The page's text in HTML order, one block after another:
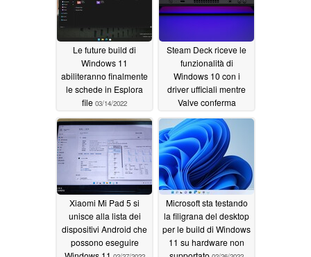
Le future build di
Windows 11
abiliteranno finalmente
le schede in Esplora
file 03/14/2022
Steam Deck riceve le
funzionalità di
Windows 10 con i
driver ufficiali mentre
Valve conferma
supporto Dual-Boot
03/12/2022
Xiaomi Mi Pad 5 si
unisce alla lista dei
dispositivi Android che
possono eseguire
Microsoft sta testando
la filigrana del desktop
per le build di Windows
11 su hardware non